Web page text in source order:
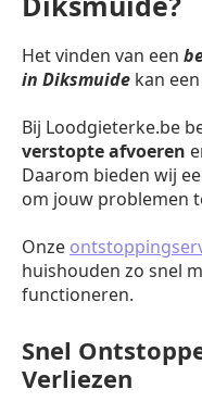
Het vinden van een
in Diksmuide kan
Bij Loodgieterke.be
verstopte afvoeren
Daarom bieden wij
om jouw problemen
Onze
huishouden zo snel
functioneren.
Snel
Verliezen